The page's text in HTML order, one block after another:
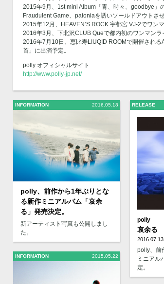
2015年9月、1st mini Album「青、時々、goodbye」
Fraudulent Game、paioniaを誘いソールドアウトさせ
2015年12月、HEAVEN’S ROCK 宇都宮 VJ-2でワン
2016年3月、下北沢CLUB Queで都内初のワンマンラ
2016年7月10日、恵比寿LIUQID ROOMで開催され
首」に出演予定。
polly オフィシャルサイト
http://www.polly-jp.net/
INFORMATION 2016.05.18
polly、前作から1年ぶりとな
る新作ミニアルバム「哀余
る」発売決定。
新アーティスト写真も公開しまし
た。
INFORMATION 2015.05.22
RELEASE
polly
哀余る
polly、前
ミニアル
定。